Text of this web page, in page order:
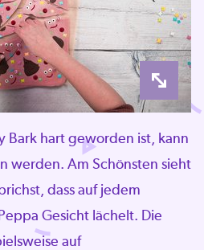
Bark hart geworden ist, kann
werden. Am Schönsten sieht
dass auf jedem
Gesicht lächelt. Die
auf